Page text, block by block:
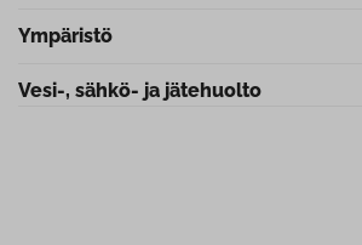
Ympäristö
Vesi-, sähkö- ja jätehuolto